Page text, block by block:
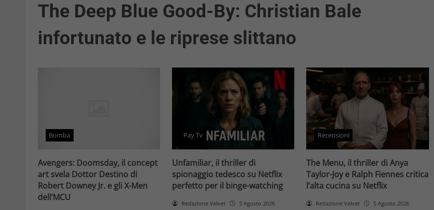
The Deep Blue Good-By: Christian Bale
infortunato e le riprese slittano
Bomba
Avengers: Doomsday, il concept
art svela Dottor Destino di
Robert Downey Jr. e gli X-Men
dell’MCU
Pay Tv
Unfamiliar, il thriller di
spionaggio tedesco su Netflix
perfetto per il binge-watching
Redazione Velvet 5 Agosto 2026
Recensioni
The Menu, il thriller di Anya
Taylor-Joy e Ralph Fiennes critica
l’alta cucina su Netflix
Redazione Velvet 5 Agosto 2026